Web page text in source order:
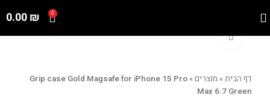
0
0.00₪
Click to enlarge
דף הבית» מוצרים»
Grip case Gold Magsafe for iPhone 15 Pro
Max 6.7 Green